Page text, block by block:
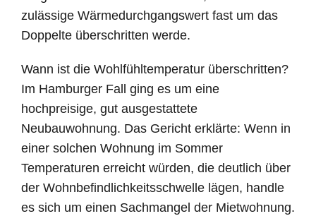
zulässige Wärmedurchgangswert fast um das
Doppelte überschritten werde.
Wann ist die Wohlfühltemperatur überschritten?
Im Hamburger Fall ging es um eine
hochpreisige, gut ausgestattete
Neubauwohnung. Das Gericht erklärte: Wenn in
einer solchen Wohnung im Sommer
Temperaturen erreicht würden, die deutlich über
der Wohnbefindlichkeitsschwelle lägen, handle
es sich um einen Sachmangel der Mietwohnung.